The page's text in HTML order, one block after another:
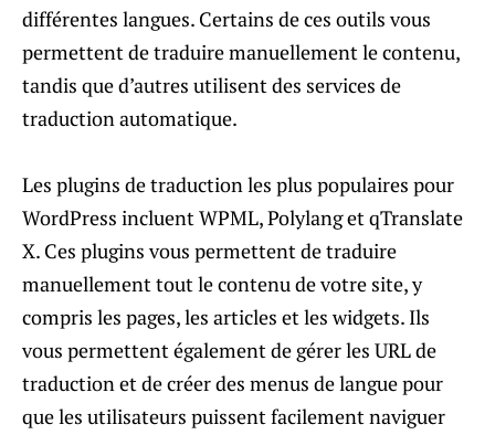
différentes langues. Certains de ces outils vous
permettent de traduire manuellement le contenu,
tandis que d’autres utilisent des services de
traduction automatique.
Les plugins de traduction les plus populaires pour
WordPress incluent WPML, Polylang et qTranslate
X. Ces plugins vous permettent de traduire
manuellement tout le contenu de votre site, y
compris les pages, les articles et les widgets. Ils
vous permettent également de gérer les URL de
traduction et de créer des menus de langue pour
que les utilisateurs puissent facilement naviguer